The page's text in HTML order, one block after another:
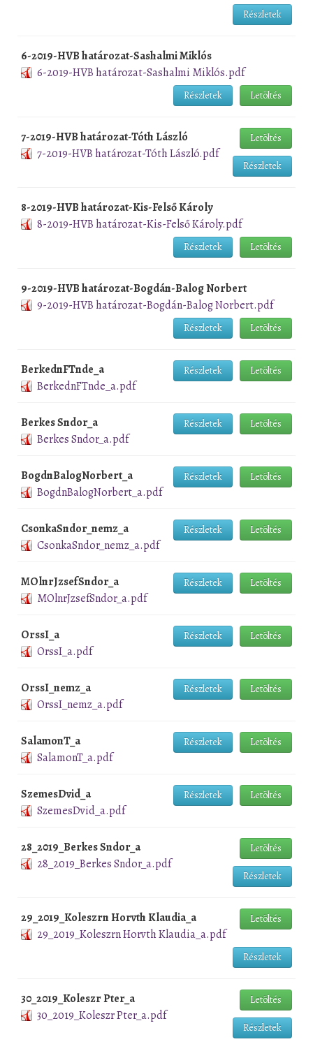
Részletek
6-2019-HVB határozat-Sashalmi Miklós
6-2019-HVB határozat-Sashalmi Miklós.pdf
Letöltés
Részletek
7-2019-HVB határozat-Tóth László
7-2019-HVB határozat-Tóth László.pdf
Letöltés
Részletek
8-2019-HVB határozat-Kis-Felső Károly
8-2019-HVB határozat-Kis-Felső Károly.pdf
Letöltés
Részletek
9-2019-HVB határozat-Bogdán-Balog Norbert
9-2019-HVB határozat-Bogdán-Balog Norbert.pdf
Letöltés
Részletek
BerkednFTnde_a
BerkednFTnde_a.pdf
Letöltés
Részletek
Berkes Sndor_a
Berkes Sndor_a.pdf
Letöltés
Részletek
BogdnBalogNorbert_a
BogdnBalogNorbert_a.pdf
Letöltés
Részletek
CsonkaSndor_nemz_a
CsonkaSndor_nemz_a.pdf
Letöltés
Részletek
MOlnrJzsefSndor_a
MOlnrJzsefSndor_a.pdf
Letöltés
Részletek
OrssI_a
OrssI_a.pdf
Letöltés
Részletek
OrssI_nemz_a
OrssI_nemz_a.pdf
Letöltés
Részletek
SalamonT_a
SalamonT_a.pdf
Letöltés
Részletek
SzemesDvid_a
SzemesDvid_a.pdf
Letöltés
Részletek
28_2019_Berkes Sndor_a
28_2019_Berkes Sndor_a.pdf
Letöltés
Részletek
29_2019_Koleszrn Horvth Klaudia_a
29_2019_Koleszrn Horvth Klaudia_a.pdf
Letöltés
Részletek
30_2019_Koleszr Pter_a
30_2019_Koleszr Pter_a.pdf
Letöltés
Részletek